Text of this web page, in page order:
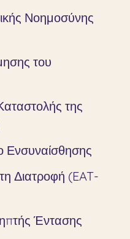
Νοημοσύνης
του
της
Ενσυναίσθησης
Διατροφή (EAT-
Έντασης